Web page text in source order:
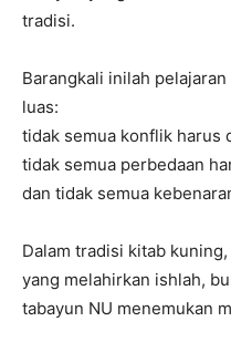
tradisi.
Barangkali inilah
luas:
tidak semua konflik harus
tidak semua perbedaan
dan tidak semua
Dalam tradisi kitab
yang melahirkan ishlah,
tabayun NU menemukan